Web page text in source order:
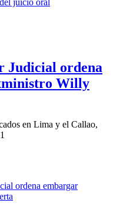
Judicial ordena
Willy
en Lima y el Callao,